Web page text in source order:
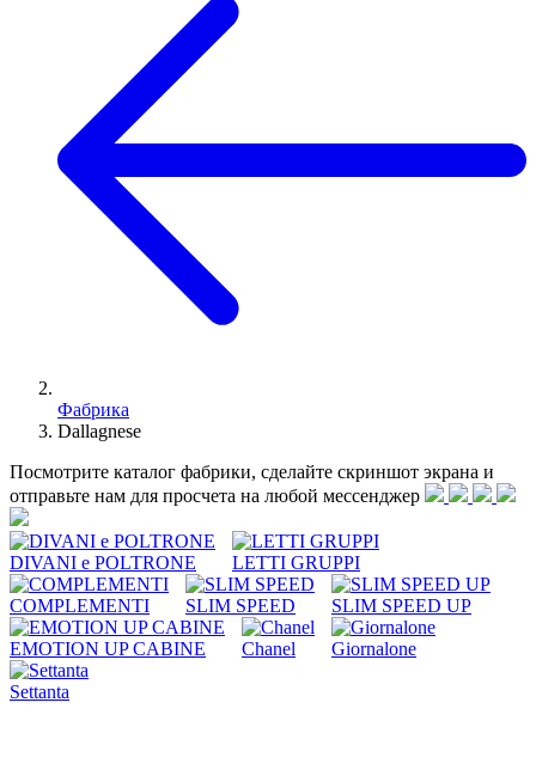
Фабрика
Dallagnese
Посмотрите каталог фабрики, сделайте скриншот экрана и
отправьте нам для просчета на любой меcсенджер
DIVANI e POLTRONE LETTI GRUPPI
COMPLEMENTI SLIM SPEED SLIM SPEED UP
EMOTION UP CABINE Chanel Giornalone
Settanta